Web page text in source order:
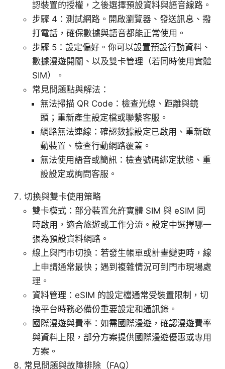
認裝置的授權，之後選擇預設資料與語音線路。
步驟 4：測試網路。開啟瀏覽器、發送訊息、撥
打電話，確保數據與語音都能正常使用。
步驟 5：設定偏好。你可以設置預設行動資料、
數據漫遊開關、以及雙卡管理（若同時使用實體
SIM）。
常見問題點與解法：
無法掃描 QR Code：檢查光線、距離與鏡
頭；重新產生設定檔或聯繫客服。
網路無法連線：確認數據設定已啟用、重新啟
動裝置、檢查行動網路覆蓋。
無法使用語音或簡訊：檢查號碼綁定狀態、重
設設定或詢問客服。
切換與雙卡使用策略
雙卡模式：部分裝置允許實體 SIM 與 eSIM 同
時啟用，適合旅遊或工作分流。設定中選擇哪一
張為預設資料網路。
線上與門市切換：若發生帳單或計畫變更時，線
上申請通常最快；遇到複雜情況可到門市現場處
理。
資料管理：eSIM 的設定檔通常受裝置限制，切
換平台時務必備份重要設定和通訊錄。
國際漫遊與費率：如需國際漫遊，確認漫遊費率
與資料上限，部分方案提供國際漫遊優惠或專用
方案。
常見問題與故障排除（FAQ）